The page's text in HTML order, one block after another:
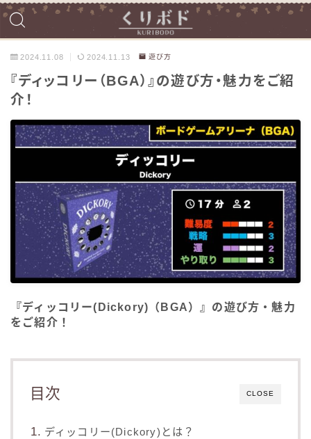
2024.11.08 2024.11.13 遊び方
『ディッコリー（BGA）』の遊び方・魅力をご紹
介！
『ディッコリー(Dickory)（BGA）』の遊び方・魅力
をご紹介！
CLOSE
目次
ディッコリー(Dickory)とは？